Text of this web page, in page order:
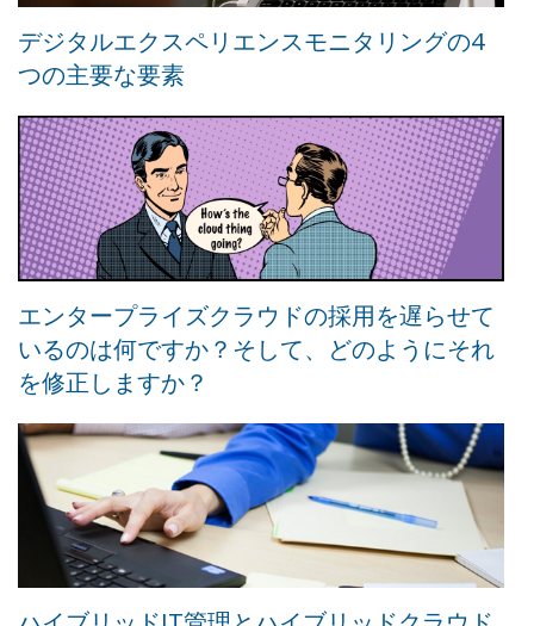
デジタルエクスペリエンスモニタリングの4
つの主要な要素
エンタープライズクラウドの採用を遅らせて
いるのは何ですか？そして、どのようにそれ
を修正しますか？